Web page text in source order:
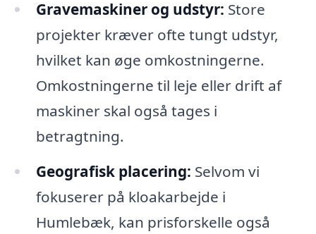
Gravemaskiner og udstyr: Store
projekter kræver ofte tungt udstyr,
hvilket kan øge omkostningerne.
Omkostningerne til leje eller drift af
maskiner skal også tages i
betragtning.
Geografisk placering: Selvom vi
fokuserer på kloakarbejde i
Humlebæk, kan prisforskelle også